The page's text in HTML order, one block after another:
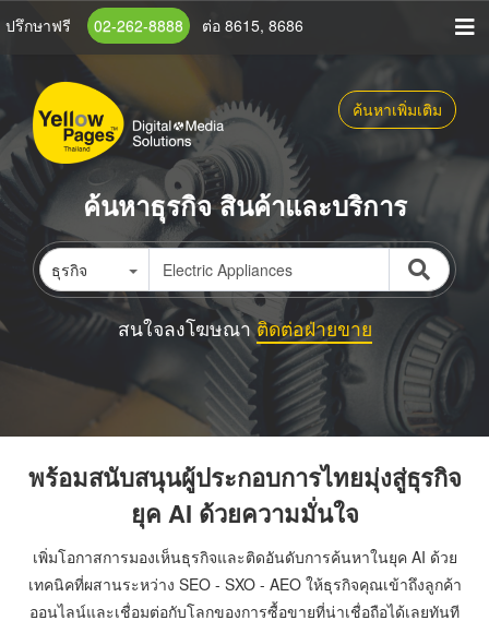
ข้าม
เนื้อหา
หลัก
ปรึกษาฟรี 02-262-8888 ต่อ 8615, 8686
ค้นหาเพิ่มเติม
ค้นหาธุรกิจ สินค้าและบริการ
ธุรกิจ
สนใจลงโฆษณาติดต่อฝ่ายขาย
พร้อมสนับสนุนผู้ประกอบการไทยมุ่งสู่ธุรกิจ
ยุค AI ด้วยความมั่นใจ
เพิ่มโอกาสการมองเห็นธุรกิจและติดอันดับการค้นหาในยุค AI ด้วย
เทคนิคที่ผสานระหว่าง SEO - SXO - AEO ให้ธุรกิจคุณเข้าถึงลูกค้า
ออนไลน์และเชื่อมต่อกับโลกของการซื้อขายที่น่าเชื่อถือได้เลยทันที